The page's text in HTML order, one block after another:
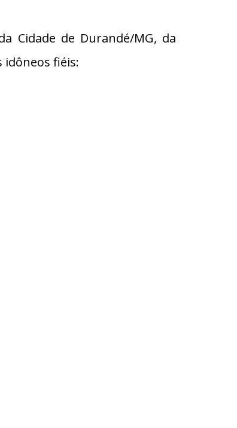
Cidade de Durandé/MG, da
idôneos fiéis: